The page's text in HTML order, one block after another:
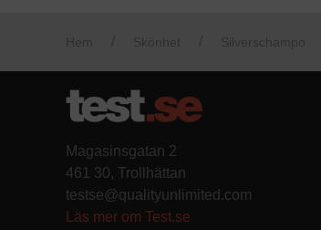
Magasinsgatan 2
461 30, Trollhättan
testse@qualityunlimited.com
Läs mer om Test.se